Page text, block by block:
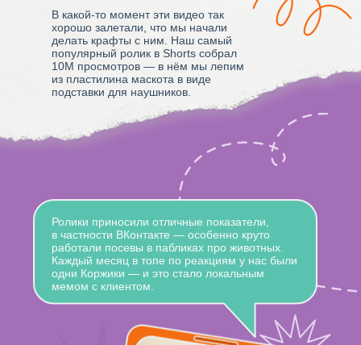
В какой-то момент эти видео так
хорошо залетали, что мы начали
делать крафты с ним. Наш самый
популярный ролик в Shorts собрал
10М просмотров — в нём мы лепим
из пластилина маскота в виде
подставки для наушников.
Ролики приносили отличные показатели,
в частности ВКонтакте — особенно круто
работали посевы в пабликах про животных.
Каждый месяц в топе по реакциям у нас были
одни Коржики — и это стало локальным
мемом с клиентом.